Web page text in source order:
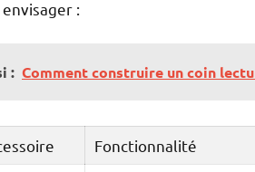
:
: Comment construire un coin
Fonctionnalité